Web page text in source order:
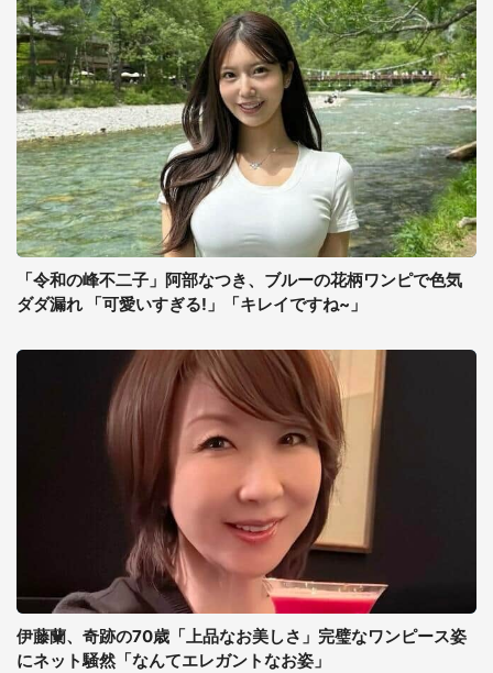
「令和の峰不二子」阿部なつき、ブルーの花柄ワンピで色気
ダダ漏れ 「可愛いすぎる!」「キレイですね~」
伊藤蘭、奇跡の70歳「上品なお美しさ」完璧なワンピース姿
にネット騒然「なんてエレガントなお姿」